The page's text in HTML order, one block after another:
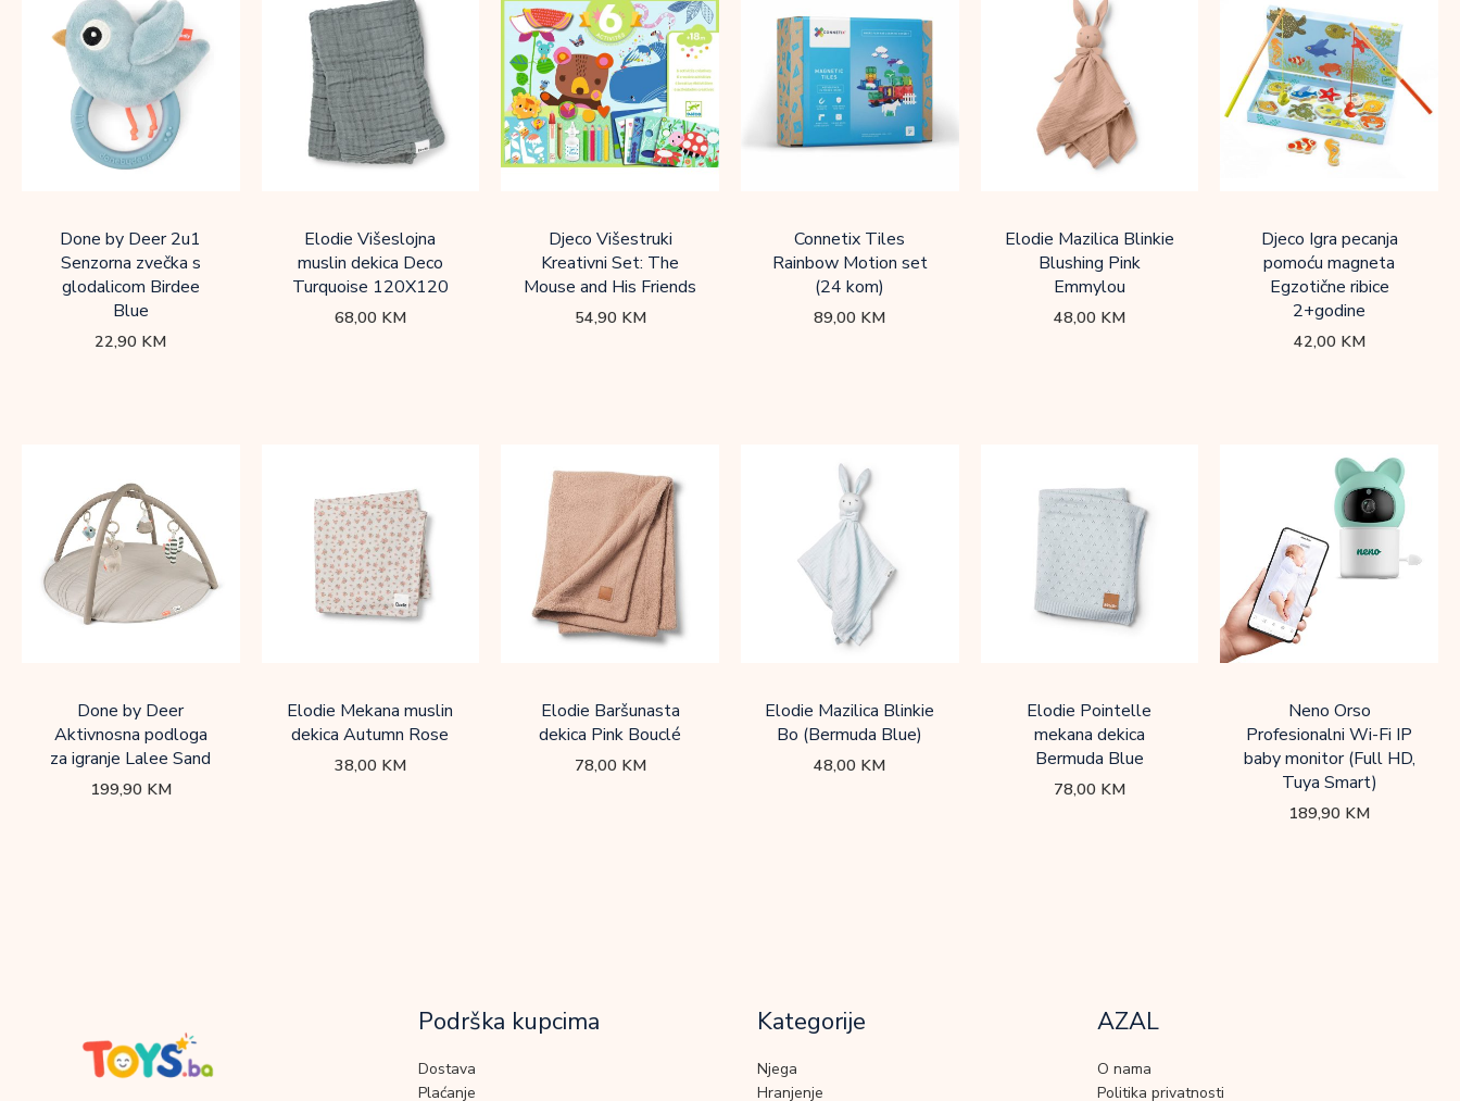
Done by Deer 2u1
Senzorna zvečka s
glodalicom Birdee
Blue
22,90 KM
Elodie Višeslojna
muslin dekica Deco
Turquoise 120X120
68,00 KM
Djeco Višestruki
Kreativni Set: The
Mouse and His Friends
54,90 KM
Connetix Tiles
Rainbow Motion set
(24 kom)
89,00 KM
Elodie Mazilica Blinkie
Blushing Pink
Emmylou
48,00 KM
Djeco Igra pecanja
pomoću magneta
Egzotične ribice
2+godine
42,00 KM
Done by Deer
Aktivnosna podloga
za igranje Lalee Sand
199,90 KM
Elodie Mekana muslin
dekica Autumn Rose
38,00 KM
Elodie Baršunasta
dekica Pink Bouclé
78,00 KM
Elodie Mazilica Blinkie
Bo (Bermuda Blue)
48,00 KM
Elodie Pointelle
mekana dekica
Bermuda Blue
78,00 KM
Neno Orso
Profesionalni Wi-Fi IP
baby monitor (Full HD,
Tuya Smart)
189,90 KM
Podrška kupcima
Dostava
Plaćanje
Kategorije
Njega
Hranjenje
AZAL
O nama
Politika privatnosti